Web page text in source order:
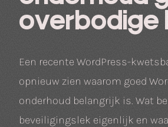
overbodige
Een recente WordPress-
opnieuw zien waarom goed
onderhoud belangrijk is. Wat
beveiligingslek eigenlijk en